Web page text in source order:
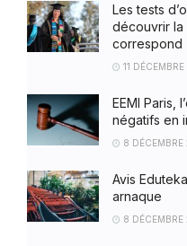
Les tests
découvrir la
correspond
11
EEMI Paris,
négatifs en
8 DÉCEMBRE
Avis
arnaque
8 DÉCEMBRE